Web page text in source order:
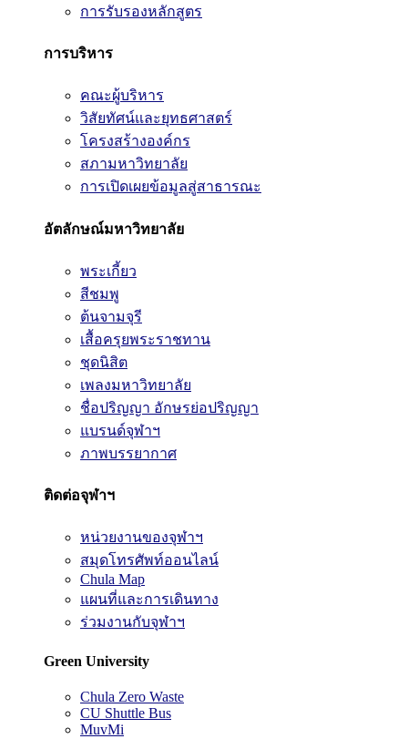
การรับรองหลักสูตร
การบริหาร
คณะผู้บริหาร
วิสัยทัศน์และยุทธศาสตร์
โครงสร้างองค์กร
สภามหาวิทยาลัย
การเปิดเผยข้อมูลสู่สาธารณะ
อัตลักษณ์มหาวิทยาลัย
พระเกี้ยว
สีชมพู
ต้นจามจุรี
เสื้อครุยพระราชทาน
ชุดนิสิต
เพลงมหาวิทยาลัย
ชื่อปริญญา อักษรย่อปริญญา
แบรนด์จุฬาฯ
ภาพบรรยากาศ
ติดต่อจุฬาฯ
หน่วยงานของจุฬาฯ
สมุดโทรศัพท์ออนไลน์
Chula Map
แผนที่และการเดินทาง
ร่วมงานกับจุฬาฯ
Green University
Chula Zero Waste
CU Shuttle Bus
MuvMi